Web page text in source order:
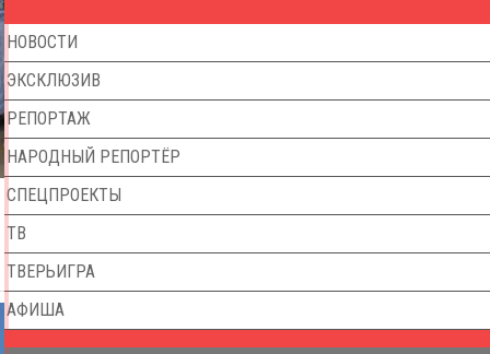
НОВОСТИ
ЭКСКЛЮЗИВ
РЕПОРТАЖ
НАРОДНЫЙ РЕПОРТЁР
СПЕЦПРОЕКТЫ
ТВ
ТВЕРЬИГРА
АФИША